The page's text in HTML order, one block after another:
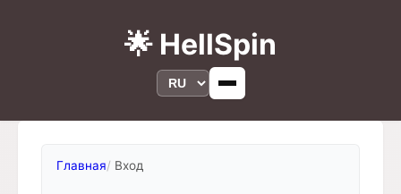
🌟 HellSpin
Главная Вход